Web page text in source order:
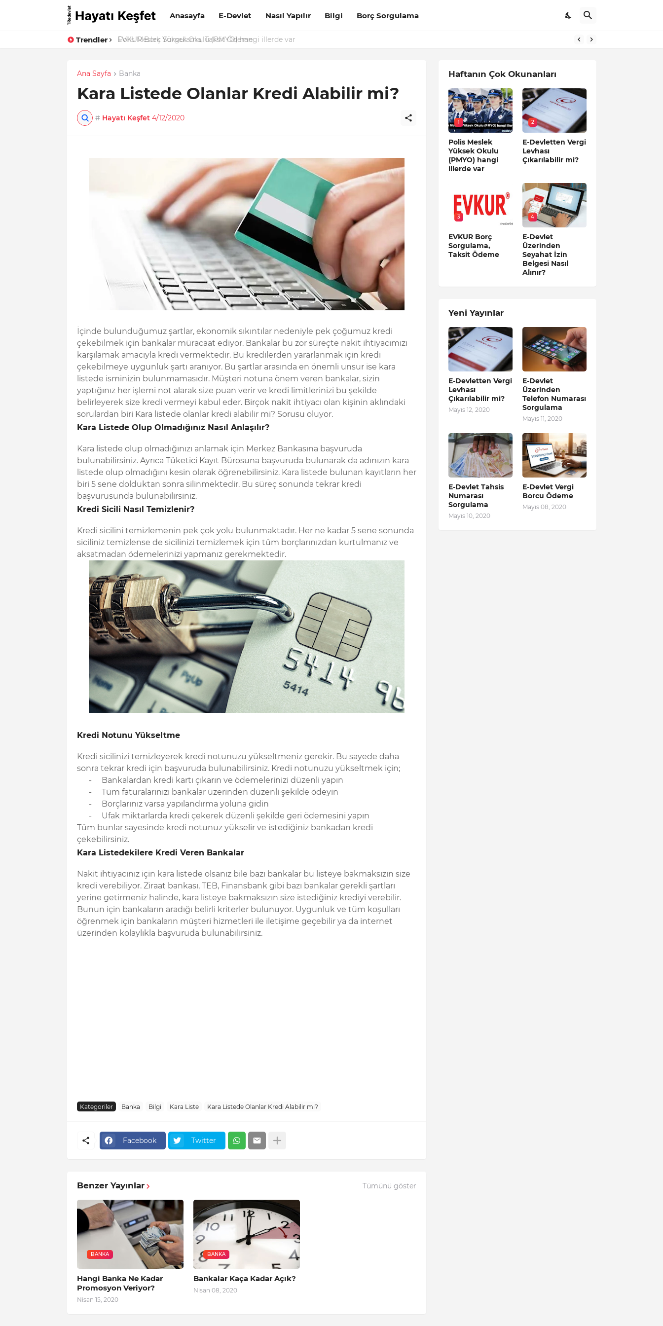
Anasayfa E-Devlet Nasıl Yapılır Bilgi Borç Sorgulama
Trendler EVKUR Borç Sorgulama, Taksit Ödeme
Ana Sayfa Banka
Kara Listede Olanlar Kredi Alabilir mi?
# Hayatı Keşfet 4/12/2020
İçinde bulunduğumuz şartlar, ekonomik sıkıntılar nedeniyle pek çoğumuz kredi
çekebilmek için bankalar müracaat ediyor. Bankalar bu zor süreçte nakit ihtiyacımızı
karşılamak amacıyla kredi vermektedir. Bu kredilerden yararlanmak için kredi
çekebilmeye uygunluk şartı aranıyor. Bu şartlar arasında en önemli unsur ise kara
listede isminizin bulunmamasıdır. Müşteri notuna önem veren bankalar, sizin
yaptığınız her işlemi not alarak size puan verir ve kredi limitlerinizi bu şekilde
belirleyerek size kredi vermeyi kabul eder. Birçok nakit ihtiyacı olan kişinin aklındaki
sorulardan biri Kara listede olanlar kredi alabilir mi? Sorusu oluyor.
Kara Listede Olup Olmadığınız Nasıl Anlaşılır?
Kara listede olup olmadığınızı anlamak için Merkez Bankasına başvuruda
bulunabilirsiniz. Ayrıca Tüketici Kayıt Bürosuna başvuruda bulunarak da adınızın kara
listede olup olmadığını kesin olarak öğrenebilirsiniz. Kara listede bulunan kayıtların her
biri 5 sene dolduktan sonra silinmektedir. Bu süreç sonunda tekrar kredi
başvurusunda bulunabilirsiniz.
Kredi Sicili Nasıl Temizlenir?
Kredi sicilini temizlemenin pek çok yolu bulunmaktadır. Her ne kadar 5 sene sonunda
siciliniz temizlense de sicilinizi temizlemek için tüm borçlarınızdan kurtulmanız ve
aksatmadan ödemelerinizi yapmanız gerekmektedir.
Kredi Notunu Yükseltme
Kredi sicilinizi temizleyerek kredi notunuzu yükseltmeniz gerekir. Bu sayede daha
sonra tekrar kredi için başvuruda bulunabilirsiniz. Kredi notunuzu yükseltmek için;
-
Bankalardan kredi kartı çıkarın ve ödemelerinizi düzenli yapın
-
Tüm faturalarınızı bankalar üzerinden düzenli şekilde ödeyin
-
Borçlarınız varsa yapılandırma yoluna gidin
-
Ufak miktarlarda kredi çekerek düzenli şekilde geri ödemesini yapın
Tüm bunlar sayesinde kredi notunuz yükselir ve istediğiniz bankadan kredi
çekebilirsiniz.
Kara Listedekilere Kredi Veren Bankalar
Nakit ihtiyacınız için kara listede olsanız bile bazı bankalar bu listeye bakmaksızın size
kredi verebiliyor. Ziraat bankası, TEB, Finansbank gibi bazı bankalar gerekli şartları
yerine getirmeniz halinde, kara listeye bakmaksızın size istediğiniz krediyi verebilir.
Bunun için bankaların aradığı belirli kriterler bulunuyor. Uygunluk ve tüm koşulları
öğrenmek için bankaların müşteri hizmetleri ile iletişime geçebilir ya da internet
üzerinden kolaylıkla başvuruda bulunabilirsiniz.
Kategoriler Banka Bilgi Kara Liste Kara Listede Olanlar Kredi Alabilir mi?
Facebook Twitter
Benzer Yayınlar Tümünü göster
BANKA
Hangi Banka Ne Kadar
Promosyon Veriyor?
Nisan 15, 2020
BANKA
Bankalar Kaça Kadar Açık?
Nisan 08, 2020
Haftanın Çok Okunanları
1
Polis Meslek
Yüksek Okulu
(PMYO) hangi
illerde var
2
E-Devletten Vergi
Levhası
Çıkarılabilir mi?
3
EVKUR Borç
Sorgulama,
Taksit Ödeme
4
E-Devlet
Üzerinden
Seyahat İzin
Belgesi Nasıl
Alınır?
Yeni Yayınlar
E-Devletten Vergi
Levhası
Çıkarılabilir mi?
Mayıs 12, 2020
E-Devlet
Üzerinden
Telefon Numarası
Sorgulama
Mayıs 11, 2020
E-Devlet Tahsis
Numarası
Sorgulama
Mayıs 10, 2020
E-Devlet Vergi
Borcu Ödeme
Mayıs 08, 2020